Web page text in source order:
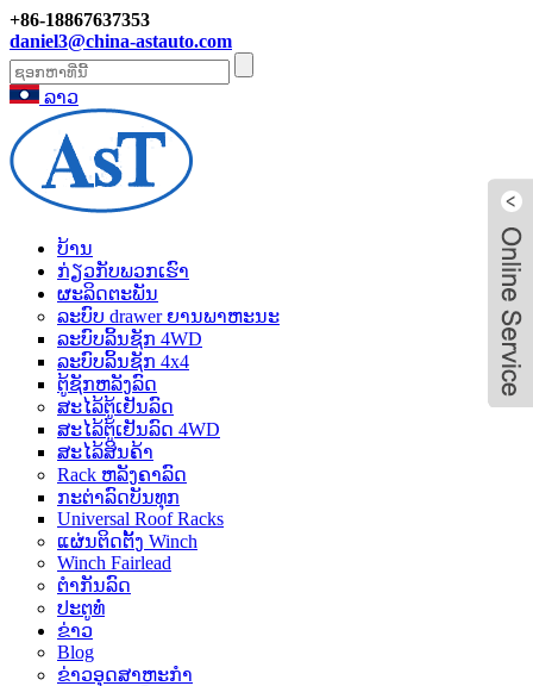
+86-18867637353
daniel3@china-astauto.com
ລາວ
ບ້ານ
ກ່ຽວ​ກັບ​ພວກ​ເຮົາ
ຜະລິດຕະພັນ
ລະບົບ drawer ຍານພາຫະນະ
ລະບົບລິ້ນຊັກ 4WD
ລະບົບລິ້ນຊັກ 4x4
ຕູ້ຊັກຫລັງລົດ
ສະໄລ້ຕູ້ເຢັນລົດ
ສະໄລ້ຕູ້ເຢັນລົດ 4WD
ສະໄລ້ສິນຄ້າ
Rack ຫລັງຄາລົດ
ກະຕ່າລົດບັນທຸກ
Universal Roof Racks
ແຜ່ນຕິດຕັ້ງ Winch
Winch Fairlead
ຕຳກັນລົດ
ປະຕູທໍ່
ຂ່າວ
Blog
ຂ່າວອຸດສາຫະກໍາ